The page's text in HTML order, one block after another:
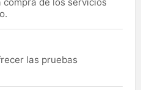
las pruebas